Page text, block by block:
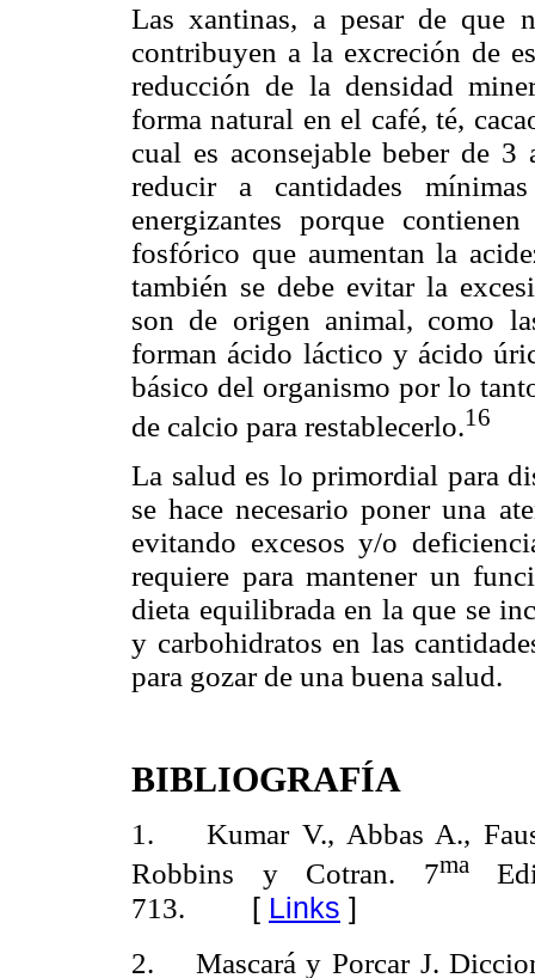
Las xantinas, a pesar de que
contribuyen a la excreción de
reducción de la densidad
forma natural en el café, té,
cual es aconsejable beber de
reducir a cantidades
energizantes porque
fosfórico que aumentan la
también se debe evitar la
son de origen animal, como
forman ácido láctico y ácido
básico del organismo por lo
de calcio para restablecerlo.16
La salud es lo primordial para
se hace necesario poner una
evitando excesos y/o
requiere para mantener un
dieta equilibrada en la que se
y carbohidratos en las
para gozar de una buena salud.
BIBLIOGRAFÍA
1. Kumar V., Abbas A.,
Robbins y Cotran. 7ma
713. [ Links ]
2. Mascará y Porcar J.